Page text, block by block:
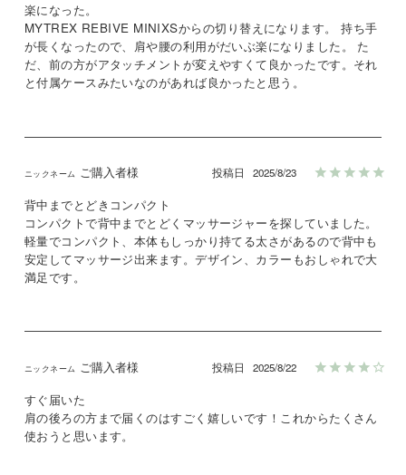
楽になった。
MYTREX REBIVE MINIXSからの切り替えになります。 持ち手
が長くなったので、肩や腰の利用がだいぶ楽になりました。 た
だ、前の方がアタッチメントが変えやすくて良かったです。それ
と付属ケースみたいなのがあれば良かったと思う。
ご購入者様 投稿日 2025/8/23
背中までとどきコンパクト
コンパクトで背中までとどくマッサージャーを探していました。
軽量でコンパクト、本体もしっかり持てる太さがあるので背中も
安定してマッサージ出来ます。デザイン、カラーもおしゃれで大
満足です。
ご購入者様 投稿日 2025/8/22
すぐ届いた
肩の後ろの方まで届くのはすごく嬉しいです！これからたくさん
使おうと思います。